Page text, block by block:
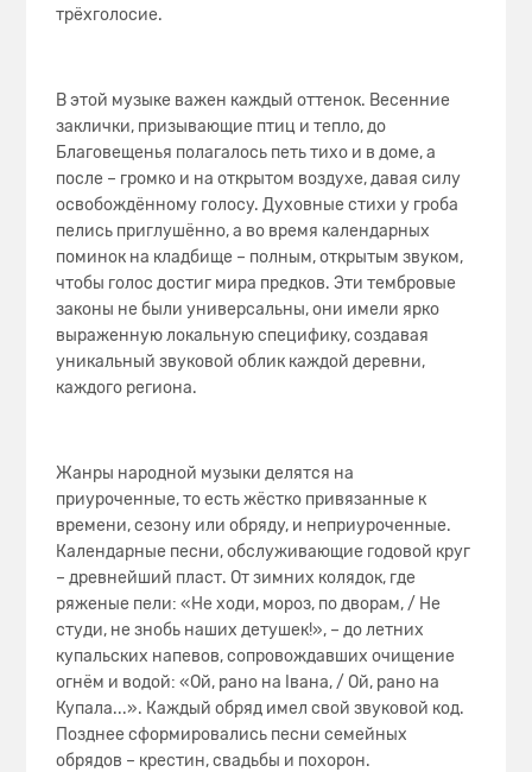
трёхголосие.
В этой музыке важен каждый оттенок. Весенние
заклички, призывающие птиц и тепло, до
Благовещенья полагалось петь тихо и в доме, а
после – громко и на открытом воздухе, давая силу
освобождённому голосу. Духовные стихи у гроба
пелись приглушённо, а во время календарных
поминок на кладбище – полным, открытым звуком,
чтобы голос достиг мира предков. Эти тембровые
законы не были универсальны, они имели ярко
выраженную локальную специфику, создавая
уникальный звуковой облик каждой деревни,
каждого региона.
Жанры народной музыки делятся на
приуроченные, то есть жёстко привязанные к
времени, сезону или обряду, и неприуроченные.
Календарные песни, обслуживающие годовой круг
– древнейший пласт. От зимних колядок, где
ряженые пели: «Не ходи, мороз, по дворам, / Не
студи, не знобь наших детушек!», – до летних
купальских напевов, сопровождавших очищение
огнём и водой: «Ой, рано на Івана, / Ой, рано на
Купала...». Каждый обряд имел свой звуковой код.
Позднее сформировались песни семейных
обрядов – крестин, свадьбы и похорон.